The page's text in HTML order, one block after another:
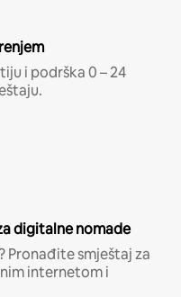
i podrška 0 – 24
digitalne nomade
smještaj za
internetom i